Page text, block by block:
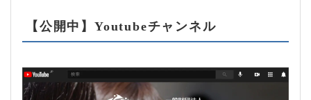
【公開中】Youtubeチャンネル